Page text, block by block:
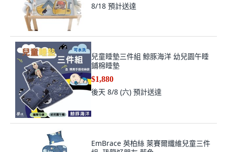
8/18 預計送達
兒童睡墊三件組 鯨豚海洋 幼兒園午睡
鋪棉睡墊
$1,880
後天 8/8 (六) 預計送達
EmBrace 英柏絲 萊賽爾纖維兒童三件